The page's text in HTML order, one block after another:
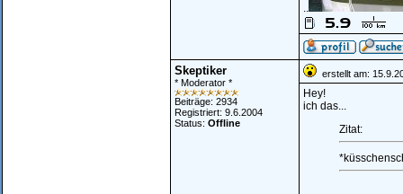
..
Skeptiker
* Moderator *
Beiträge: 2934
Registriert: 9.6.2004
Status: Offline
erstellt am:
Hey!
ich das...
Zitat: